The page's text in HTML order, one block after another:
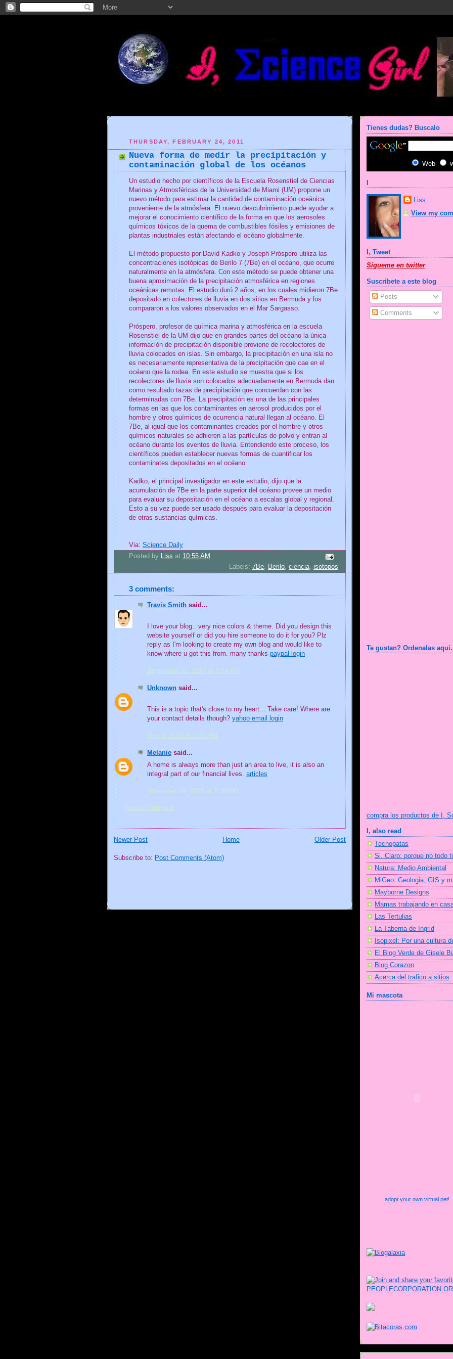
THURSDAY, FEBRUARY 24, 2011
Nueva forma de medir la precipitación y
contaminación global de los océanos
Un estudio hecho por científicos de la Escuela Rosenstiel de Ciencias
Marinas y Atmosféricas de la Universidad de Miami (UM) propone un
nuevo método para estimar la cantidad de contaminación oceánica
proveniente de la atmósfera. El nuevo descubrimiento puede ayudar a
mejorar el conocimiento científico de la forma en que los aerosoles
químicos tóxicos de la quema de combustibles fósiles y emisiones de
plantas industriales están afectando el océano globalmente.
El método propuesto por David Kadko y Joseph Próspero utiliza las
concentraciones isotópicas de Berilo 7 (7Be) en el océano, que ocurre
naturalmente en la atmósfera. Con este método se puede obtener una
buena aproximación de la precipitación atmosférica en regiones
oceánicas remotas. El estudio duró 2 años, en los cuales midieron 7Be
depositado en colectores de lluvia en dos sitios en Bermuda y los
compararon a los valores observados en el Mar Sargasso.
Próspero, profesor de química marina y atmosférica en la escuela
Rosenstiel de la UM dijo que en grandes partes del océano la única
información de precipitación disponible proviene de recolectores de
lluvia colocados en islas. Sin embargo, la precipitación en una isla no
es necesariamente representativa de la precipitación que cae en el
océano que la rodea. En este estudio se muestra que si los
recolectores de lluvia son colocados adecuadamente en Bermuda dan
como resultado tazas de precipitación que concuerdan con las
determinadas con 7Be. La precipitación es una de las principales
formas en las que los contaminantes en aerosol producidos por el
hombre y otros químicos de ocurrencia natural llegan al océano. El
7Be, al igual que los contaminantes creados por el hombre y otros
químicos naturales se adhieren a las partículas de polvo y entran al
océano durante los eventos de lluvia. Entendiendo este proceso, los
científicos pueden establecer nuevas formas de cuantificar los
contaminates depositados en el océano.
Kadko, el principal investigador en este estudio, dijo que la
acumulación de 7Be en la parte superior del océano provee un medio
para evaluar su depositación en el océano a escalas global y regional.
Esto a su vez puede ser usado después para evaluar la depositación
de otras sustancias químicas.
Via: Science Daily
Posted by Liss at 10:55 AM
Labels: 7Be, Berilo, ciencia, isotopos
3 comments:
Travis Smith said...
I love your blog.. very nice colors & theme. Did you design this
website yourself or did you hire someone to do it for you? Plz
reply as I'm looking to create my own blog and would like to
know where u got this from. many thanks paypal login
September 11, 2017 at 3:14 PM
Unknown said...
This is a topic that's close to my heart... Take care! Where are
your contact details though? yahoo email login
May 4, 2018 at 6:32 AM
Melanie said...
A home is always more than just an area to live, it is also an
integral part of our financial lives. articles
November 24, 2020 at 7:18 PM
Post a Comment
Newer Post Older Post
Home
Subscribe to: Post Comments (Atom)
Tienes dudas? Buscalo
Web
Liss
View my
I, Tweet
Sigueme en twitter
Suscribete a este blog
Posts
Comments
Te gustan? Ordenalas
compra los productos de I,
I, also read
Tecnopatas
Si, Claro: porque no todo
Natura: Medio Ambiental
MiGeo: Geologia, GIS y
Mayborne Designs
Mamas trabajando en
Las Tertulias
La Taberna de Ingrid
Isopixel: Por una cultura
El Blog Verde de Gisele
Blog Corazon
Acerca del trafico a sitios
Mi mascota
adopt your own virtual pet!